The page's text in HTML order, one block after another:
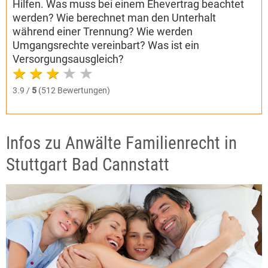
Hilfen. Was muss bei einem Ehevertrag beachtet
werden? Wie berechnet man den Unterhalt
während einer Trennung? Wie werden
Umgangsrechte vereinbart? Was ist ein
Versorgungsausgleich?
3.9 / 5 (512 Bewertungen)
Infos zu Anwälte Familienrecht in
Stuttgart Bad Cannstatt